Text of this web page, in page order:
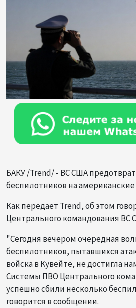
БАКУ /Trend/ - ВС США
беспилотников на американские
Как передает Trend, об этом
Центрального командования ВС
"Сегодня вечером очередная
беспилотников, пытавшихся
войска в Кувейте, не достигла
Системы ПВО Центрального
успешно сбили несколько
говорится в сообщении.